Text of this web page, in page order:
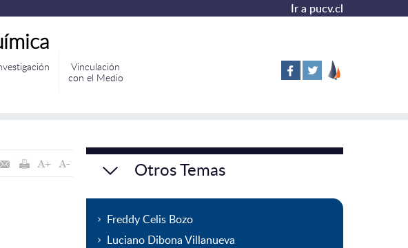
Ir a pucv.cl
Vinculación
con el Medio
Otros Temas
Freddy Celis Bozo
Luciano Dibona Villanueva